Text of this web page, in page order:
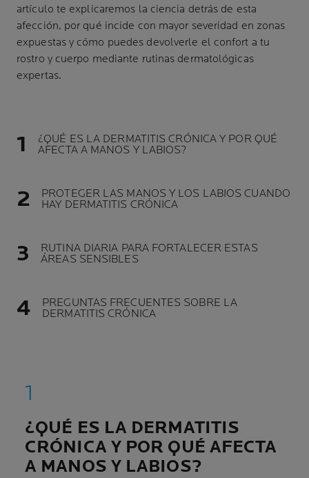
artículo te explicaremos la ciencia detrás de esta
afección, por qué incide con mayor severidad en zonas
expuestas y cómo puedes devolverle el confort a tu
rostro y cuerpo mediante rutinas dermatológicas
expertas.
¿QUÉ ES LA DERMATITIS CRÓNICA Y POR QUÉ
AFECTA A MANOS Y LABIOS?
PROTEGER LAS MANOS Y LOS LABIOS CUANDO
HAY DERMATITIS CRÓNICA
RUTINA DIARIA PARA FORTALECER ESTAS
ÁREAS SENSIBLES
PREGUNTAS FRECUENTES SOBRE LA
DERMATITIS CRÓNICA
¿QUÉ ES LA DERMATITIS
CRÓNICA Y POR QUÉ AFECTA
A MANOS Y LABIOS?